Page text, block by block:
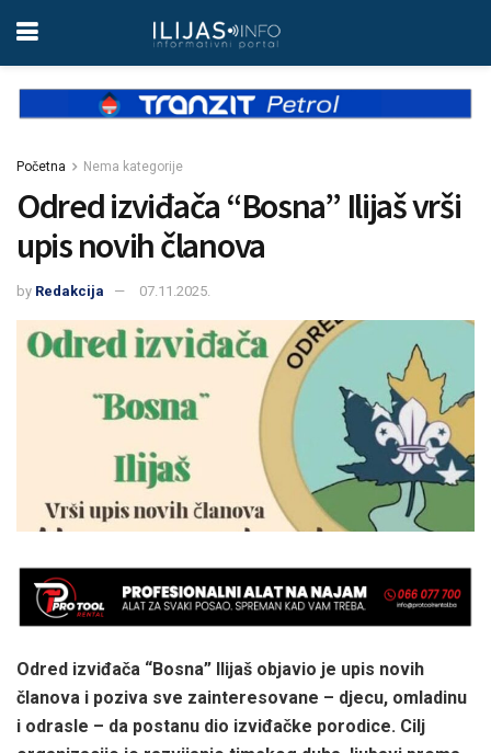
Početna Nema kategorije
Odred izviđača “Bosna” Ilijaš vrši
upis novih članova
by Redakcija 07.11.2025.
Odred izviđača “Bosna” Ilijaš objavio je upis novih
članova i poziva sve zainteresovane – djecu, omladinu
i odrasle – da postanu dio izviđačke porodice. Cilj